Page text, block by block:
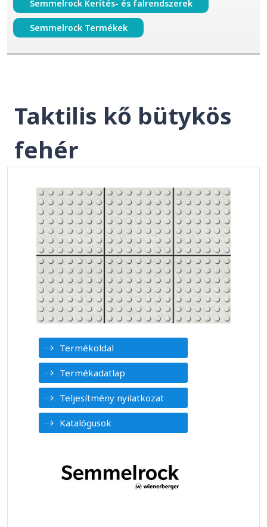
Semmelrock Kerítés- és falrendszerek
Semmelrock Termékek
Taktilis kő bütykös
fehér
Termékoldal
Termékadatlap
Teljesítmény nyilatkozat
Katalógusok